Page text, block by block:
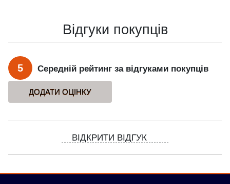
Відгуки покупців
5 Середній рейтинг за відгуками покупців
ВІДКРИТИ ВІДГУК